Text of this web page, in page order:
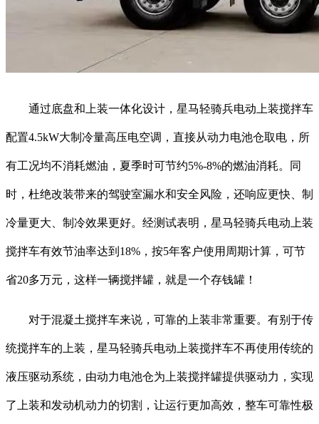
通过底盘和上装一体化设计，星马轻骑兵电动上装搅拌车
配置4.5kW大制冷量高压电空调，直接从动力电池仓取电，所
有工况均不消耗燃油，夏季时可节约5%-8%的燃油消耗。同
时，杜绝改装带来的驾驶室漏水和安全风险，还响应更快、制
冷量更大、制冷效果更好。经测试表明，星马轻骑兵电动上装
搅拌车有效节油率达到18%，按5年客户使用周期计算，可节
省20多万元，这样一辆搅拌罐，就是一个存钱罐！
对于混凝土搅拌车来说，可靠的上装非常重要。有别于传
统搅拌车的上装，星马轻骑兵电动上装搅拌车不再使用传统的
液压驱动系统，由动力电池仓为上装搅拌罐提供驱动力，实现
了上装和发动机动力的切割，让运行更加高效，整车可靠性极